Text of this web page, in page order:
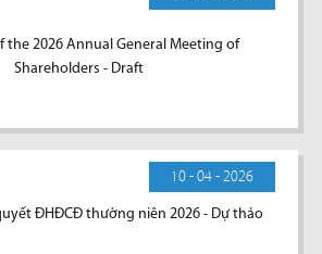
the 2026 Annual General Meeting of
Shareholders - Draft
10 - 04 - 2026
ĐHĐCĐ thường niên 2026 - Dự thảo